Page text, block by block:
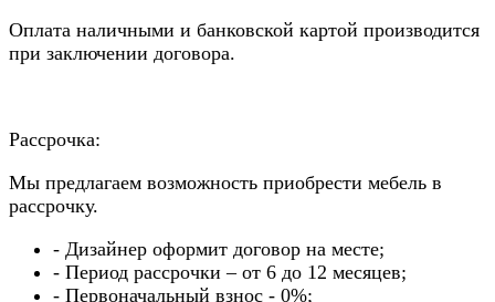
Оплата наличными и банковской картой производится
при заключении договора.
Рассрочка:
Мы предлагаем возможность приобрести мебель в
рассрочку.
- Дизайнер оформит договор на месте;
- Период рассрочки – от 6 до 12 месяцев;
- Первоначальный взнос - 0%;